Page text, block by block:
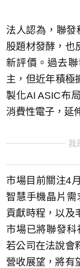
法人認為，聯
股題材發酵，也
新評價。過去
主，但近年積極
製化AI ASIC布
消費性電子，延
我
市場目前關注4
智慧手機晶片需
貢獻時程，以及
市場已將聯發科
若公司在法說會
營收展望，將有